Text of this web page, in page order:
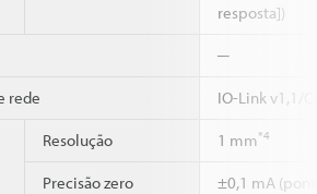
resposta])
─
rede IO-Link v1,1/
Resolução 1 mm*4
Precisão zero ±0,1 mA